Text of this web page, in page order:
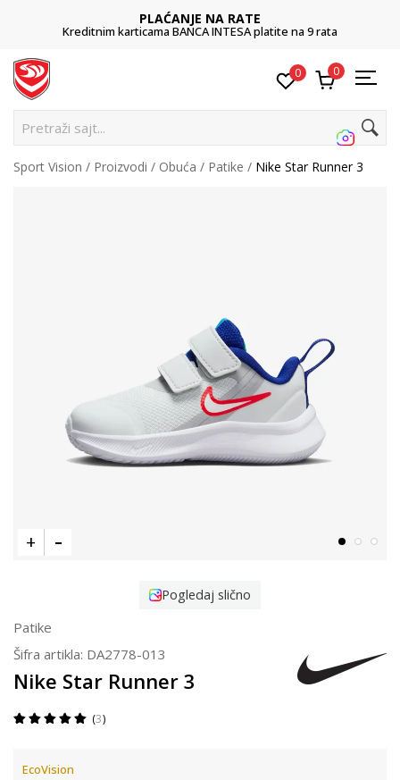
PLAĆANJE NA RATE
Kreditnim karticama BANCA INTESA platite na 9 rata
0 0
Pretraži sajt...
Sport Vision Proizvodi Obuća Patike Nike Star Runner 3
Pogledaj slično
Patike
Šifra artikla: DA2778-013
Nike Star Runner 3
3
EcoVision